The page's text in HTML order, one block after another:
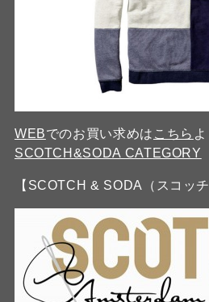
WEBでのお買い求めは こちら よ
SCOTCH&SODA CATEGORY
【SCOTCH & SODA（スコッ